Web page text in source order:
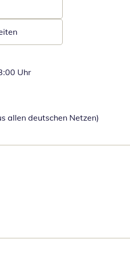
Uhr
allen deutschen Netzen)